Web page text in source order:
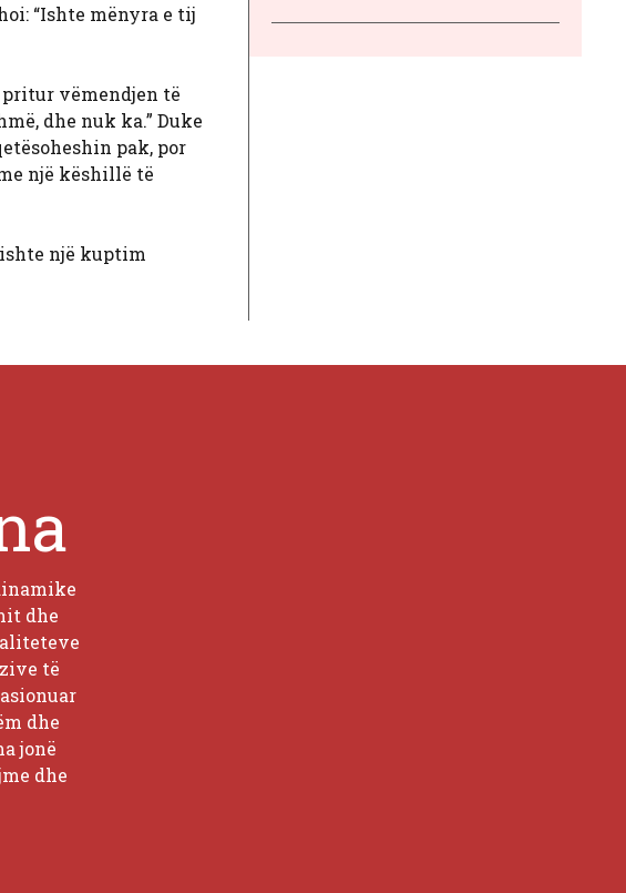
“Ishte mënyra e tij
vëmendjen të
dhe nuk ka.” Duke
pak, por
një këshillë të
një kuptim
dhe
të
dhe
jonë
dhe